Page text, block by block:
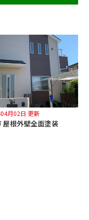
月02日 更新
屋根外壁全面塗装